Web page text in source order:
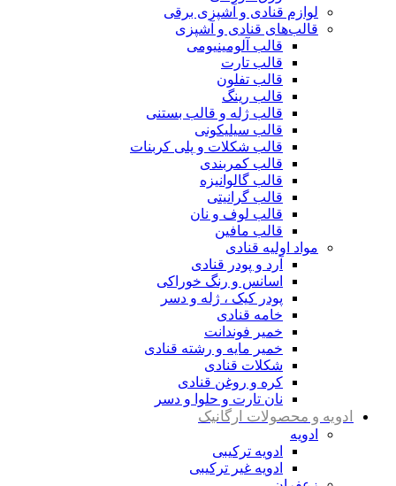
لوازم قنادی و آشپزی برقی
قالب‌های قنادی و آشپزی
قالب آلومینیومی
قالب تارت
قالب تفلون
قالب رینگ
قالب ژله و قالب بستنی
قالب سیلیکونی
قالب شکلات و پلی کربنات
قالب کمربندی
قالب گالوانیزه
قالب گرانیتی
قالب لوف و نان
قالب مافین
مواد اولیه قنادی
آرد و پودر قنادی
اسانس و رنگ خوراکی
پودر کیک ، ژله و دسر
خامه قنادی
خمیر فوندانت
خمیر مایه و رشته قنادی
شکلات قنادی
کره و روغن قنادی
نان تارت و حلوا و دسر
ادویه و محصولات ارگانیک
ادویه
ادویه ترکیبی
ادویه غیر ترکیبی